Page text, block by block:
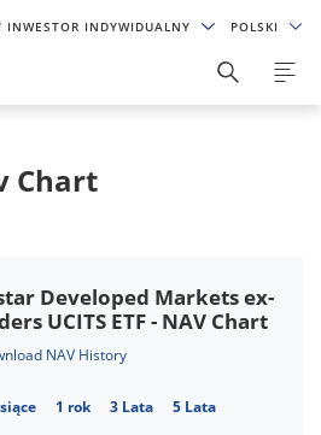
INWESTOR INDYWIDUALNY POLSKI
Chart
Developed Markets ex-
UCITS ETF - NAV Chart
NAV History
1 rok 3 Lata 5 Lata